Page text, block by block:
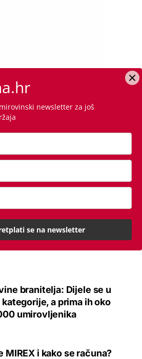
branitelja: Dijele se u
a prima ih oko
umirovljenika
MIREX i kako se računa?
newsletter za još
se na newsletter